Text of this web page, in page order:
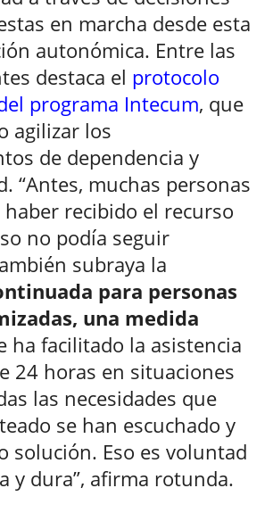
en marcha desde esta
autonómica. Entre las
destaca el protocolo
programa Intecum, que
agilizar los
de dependencia y
“Antes, muchas personas
recibido el recurso
no podía seguir
subraya la
para personas
una medida
ha facilitado la asistencia
24 horas en situaciones
las necesidades que
se han escuchado y
solución. Eso es voluntad
y dura”, afirma rotunda.